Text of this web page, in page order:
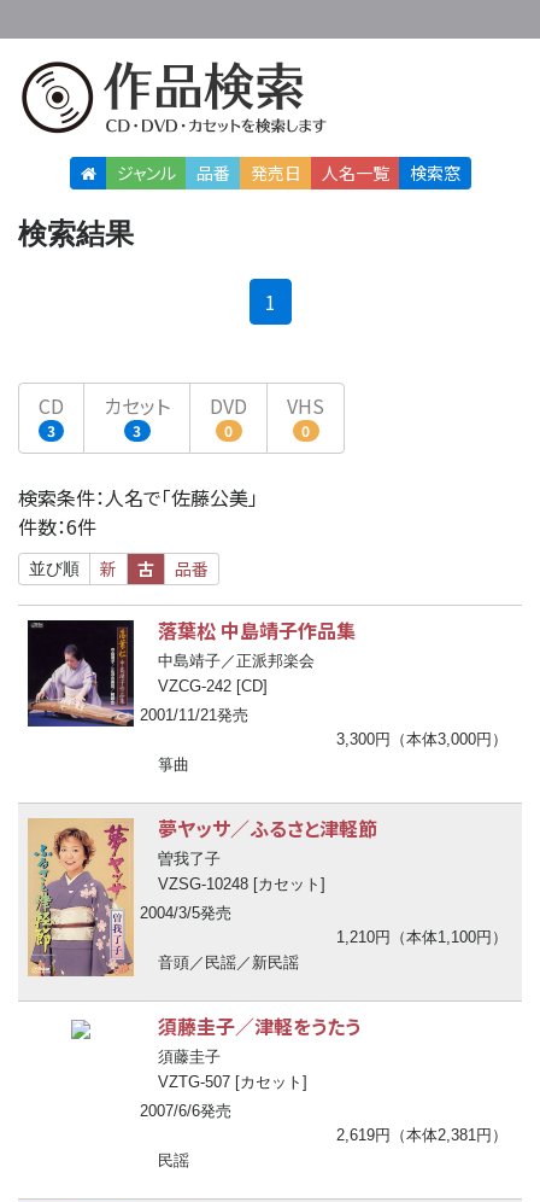
ジャンル 品番 発売日 人名一覧 検索窓
検索結果
1
CD
3
カセット
3
DVD
0
VHS
0
検索条件：人名で「佐藤公美」
件数：6件
並び順 新 古 品番
落葉松 中島靖子作品集
中島靖子／正派邦楽会
VZCG-242 [CD]
2001/11/21発売
3,300円（本体3,000円）
箏曲
夢ヤッサ／ふるさと津軽節
曽我了子
VZSG-10248 [カセット]
2004/3/5発売
1,210円（本体1,100円）
音頭／民謡／新民謡
須藤圭子／津軽をうたう
須藤圭子
VZTG-507 [カセット]
2007/6/6発売
2,619円（本体2,381円）
民謡